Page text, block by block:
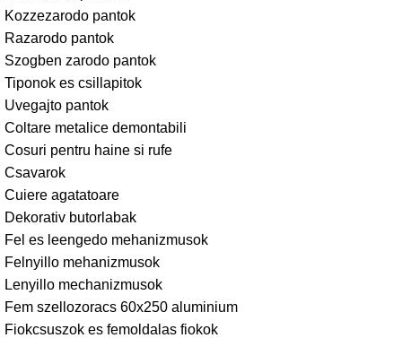
Kozzezarodo pantok
Razarodo pantok
Szogben zarodo pantok
Tiponok es csillapitok
Uvegajto pantok
Coltare metalice demontabili
Cosuri pentru haine si rufe
Csavarok
Cuiere agatatoare
Dekorativ butorlabak
Fel es leengedo mehanizmusok
Felnyillo mehanizmusok
Lenyillo mechanizmusok
Fem szellozoracs 60x250 aluminium
Fiokcsuszok es femoldalas fiokok